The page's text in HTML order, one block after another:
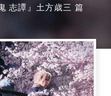
志譚』土方歳三 篇